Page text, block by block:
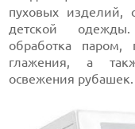
пуховых изделий,
детской одежды.
обработка паром,
глажения, а
освежения рубашек.